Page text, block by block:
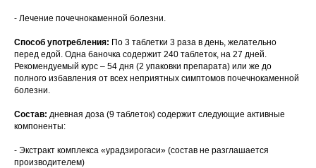
- Лечение почечнокаменной болезни.
Способ употребления: По 3 таблетки 3 раза в день, желательно
перед едой. Одна баночка содержит 240 таблеток, на 27 дней.
Рекомендуемый курс – 54 дня (2 упаковки препарата) или же до
полного избавления от всех неприятных симптомов почечнокаменной
болезни.
Состав: дневная доза (9 таблеток) содержит следующие активные
компоненты:
- Экстракт комплекса «урадзирогаси» (состав не разглашается
производителем)